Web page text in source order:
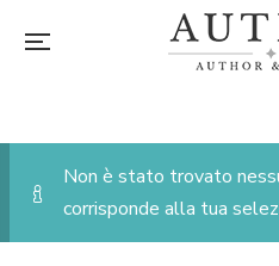
Non è stato trovato
corrisponde alla tua